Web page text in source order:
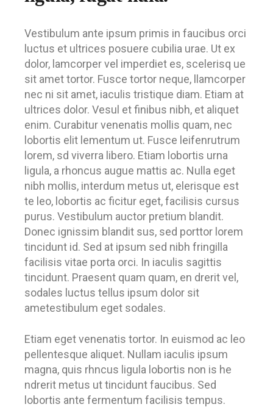
Vestibulum ante ipsum primis in faucibus orci
luctus et ultrices posuere cubilia urae. Ut ex
dolor, lamcorper vel imperdiet es, scelerisq ue
sit amet tortor. Fusce tortor neque, llamcorper
nec ni sit amet, iaculis tristique diam. Etiam at
ultrices dolor. Vesul et finibus nibh, et aliquet
enim. Curabitur venenatis mollis quam, nec
lobortis elit lementum ut. Fusce leifenrutrum
lorem, sd viverra libero. Etiam lobortis urna
ligula, a rhoncus augue mattis ac. Nulla eget
nibh mollis, interdum metus ut, elerisque est
te leo, lobortis ac ficitur eget, facilisis cursus
purus. Vestibulum auctor pretium blandit.
Donec ignissim blandit sus, sed porttor lorem
tincidunt id. Sed at ipsum sed nibh fringilla
facilisis vitae porta orci. In iaculis sagittis
tincidunt. Praesent quam quam, en drerit vel,
sodales luctus tellus ipsum dolor sit
ametestibulum eget sodales.
Etiam eget venenatis tortor. In euismod ac leo
pellentesque aliquet. Nullam iaculis ipsum
magna, quis rhncus ligula lobortis non is he
ndrerit metus ut tincidunt faucibus. Sed
lobortis ante fermentum facilisis tempus.